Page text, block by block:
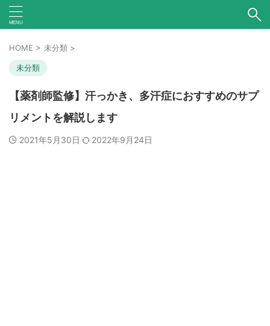
HOME > 未分類 >
未分類
【薬剤師監修】汗っかき、多汗症におすすめのサプ
リメントを解説します
2021年5月30日 2022年9月24日